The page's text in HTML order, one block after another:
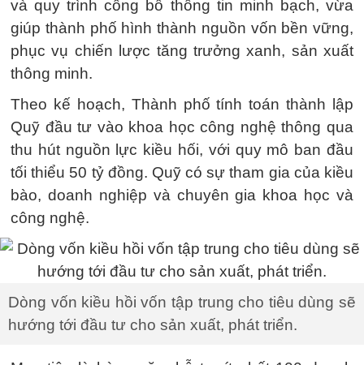
và quy trình công bố thông tin minh bạch, vừa
giúp thành phố hình thành nguồn vốn bền vững,
phục vụ chiến lược tăng trưởng xanh, sản xuất
thông minh.
Theo kế hoạch, Thành phố tính toán thành lập
Quỹ đầu tư vào khoa học công nghệ thông qua
thu hút nguồn lực kiều hối, với quy mô ban đầu
tối thiểu 50 tỷ đồng. Quỹ có sự tham gia của kiều
bào, doanh nghiệp và chuyên gia khoa học và
công nghệ.
Dòng vốn kiều hồi vốn tập trung cho tiêu dùng sẽ
hướng tới đầu tư cho sản xuất, phát triển.